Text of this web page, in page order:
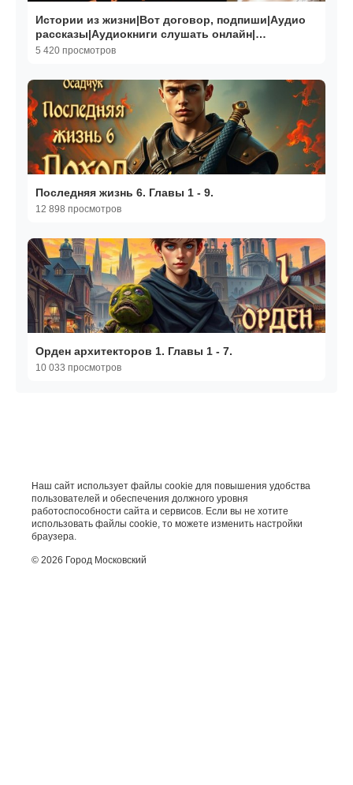
Истории из жизни|Вот договор, подпиши|Аудио
рассказы|Аудиокниги слушать онлайн|
Жизненные истории
5 420 просмотров
Последняя жизнь 6. Главы 1 - 9.
12 898 просмотров
Орден архитекторов 1. Главы 1 - 7.
10 033 просмотров
Наш сайт использует файлы cookie для повышения удобства
пользователей и обеспечения должного уровня
работоспособности сайта и сервисов. Если вы не хотите
использовать файлы cookie, то можете изменить настройки
браузера.
© 2026 Город Московский